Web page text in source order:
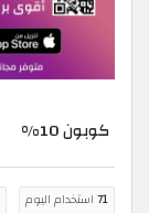
كوبون 10%
71 استخدام اليوم